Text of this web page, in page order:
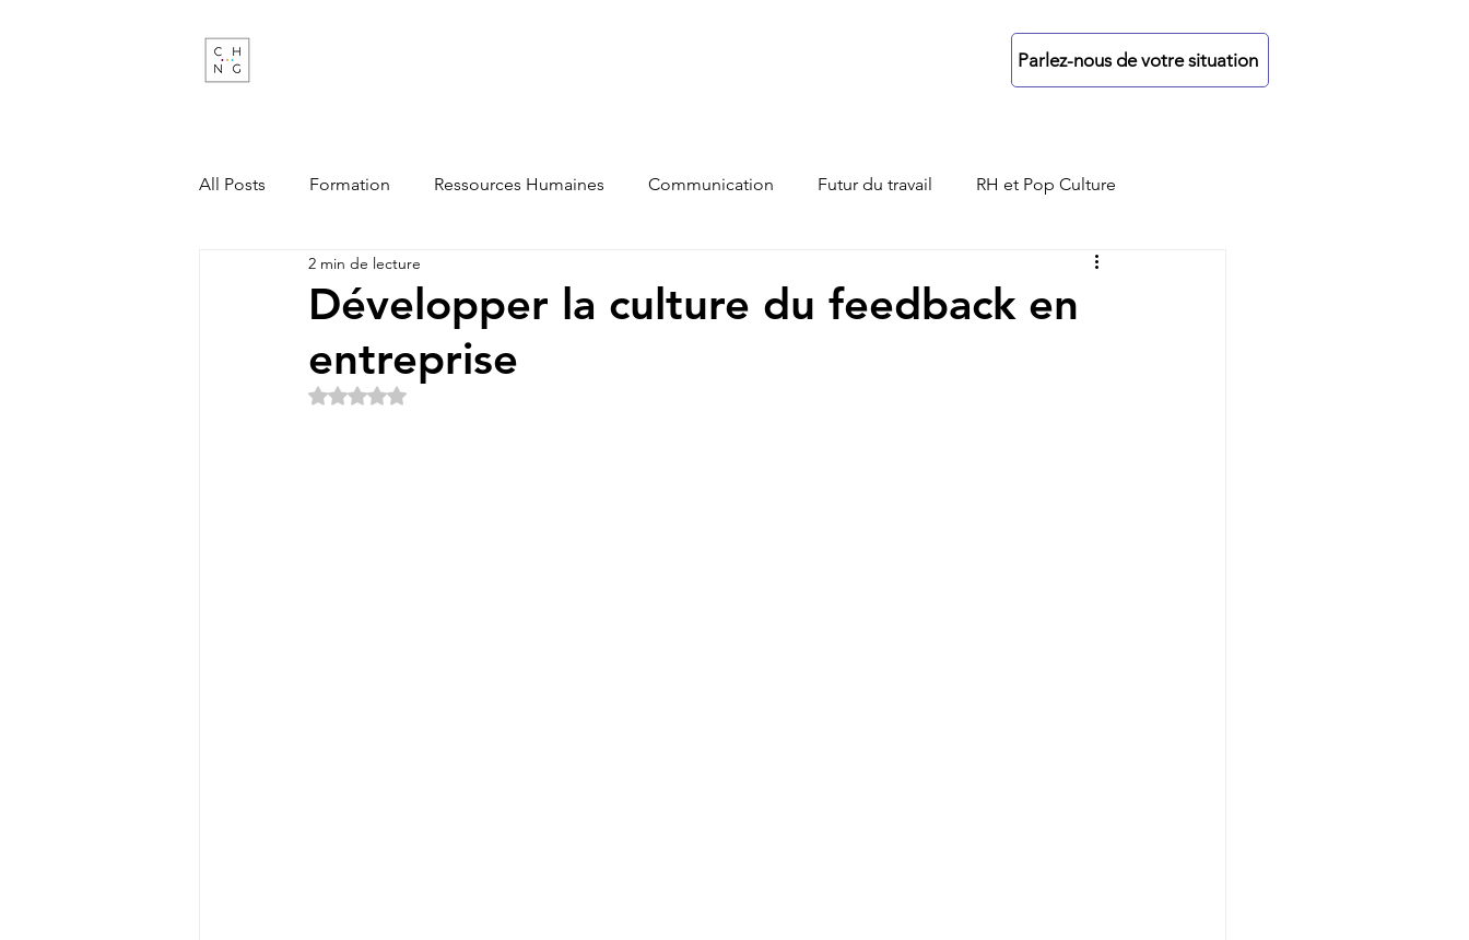
Parlez-nous de votre situation
All Posts Formation Ressources Humaines Communication Futur du travail RH et Pop Culture
Développer la culture du feedback en
entreprise
2 min de lecture
Noté NaN étoiles sur 5.